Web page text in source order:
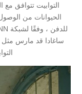
التوابيت تتوافق
الحيوانات من